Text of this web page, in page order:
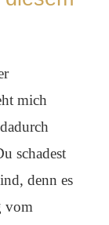
mich
schadest
denn es
vom